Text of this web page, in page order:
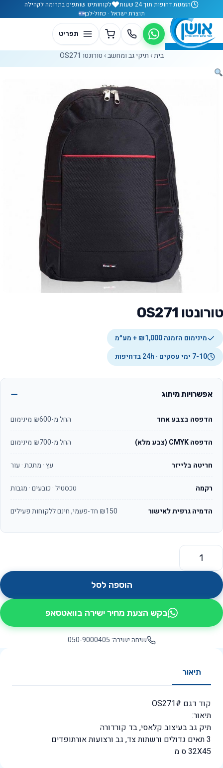
דלג לתוכןהזמנות דחופות תוך 24 שעות
לקוחותינו שותפים בתרומה לקהילה
תוצרת ישראל · כחול-לבן
בית› תיקי גב ומחשב› טורונטו OS271
טורונטו OS271
מינימום הזמנה ₪1,000 + מע״מ
7-10 ימי עסקים · 24h בדחיפות
אפשרויות מיתוג
הדפסה בצבע אחד החל מ-₪600 מינימום
הדפסה CMYK (צבע מלא) החל מ-₪700 מינימום
חריטה בלייזר עץ · מתכת · עור
רקמה טכסטיל · כובעים · מגבות
הדמיה גרפית לאישור ₪150 חד-פעמי, חינם ללקוחות פעילים
כמות של טורונטו OS271
הוספה לסל
בקש הצעת מחיר ישירה בוואטסאפ
שיחה ישירה: 050-9000405
תיאור
קוד דגם #OS271
תיאור:
תיק גב בעיצוב קלאסי, בד קורדורה
3 תאים גדולים ורשתות צד, גב ורצועות אורתופדים
32X45 ס מ